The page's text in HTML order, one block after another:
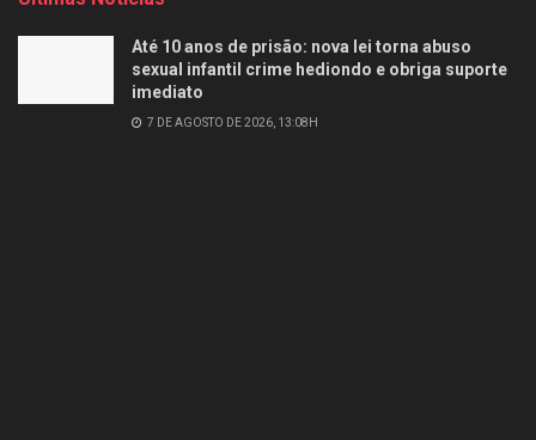
Até 10 anos de prisão: nova lei torna abuso
sexual infantil crime hediondo e obriga suporte
imediato
7 DE AGOSTO DE 2026, 13:08H